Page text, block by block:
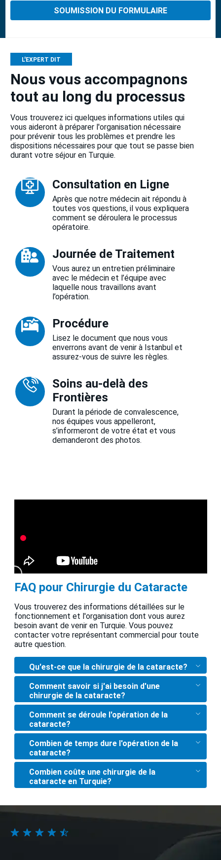
L'EXPERT DIT
Nous vous accompagnons
tout au long du processus
Vous trouverez ici quelques informations utiles qui
vous aideront à préparer l'organisation nécessaire
pour prévenir tous les problèmes et prendre les
dispositions nécessaires pour que tout se passe bien
durant votre séjour en Turquie.
Consultation en Ligne
Après que notre médecin ait répondu à
toutes vos questions, il vous expliquera
comment se déroulera le processus
opératoire.
Journée de Traitement
Vous aurez un entretien préliminaire
avec le médecin et l’équipe avec
laquelle nous travaillons avant
l’opération.
Procédure
Lisez le document que nous vous
enverrons avant de venir à Istanbul et
assurez-vous de suivre les règles.
Soins au-delà des
Frontières
Durant la période de convalescence,
nos équipes vous appelleront,
s’informeront de votre état et vous
demanderont des photos.
FAQ pour Chirurgie du Cataracte
Vous trouverez des informations détaillées sur le
fonctionnement et l'organisation dont vous aurez
besoin avant de venir en Turquie. Vous pouvez
contacter votre représentant commercial pour toute
autre question.
Qu'est-ce que la chirurgie de la cataracte?
Comment savoir si j'ai besoin d'une
chirurgie de la cataracte?
Comment se déroule l'opération de la
cataracte?
Combien de temps dure l'opération de la
cataracte?
Combien coûte une chirurgie de la
cataracte en Turquie?